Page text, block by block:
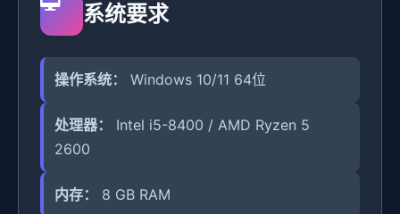
系统要求
操作系统： Windows 10/11 64位
处理器：
Intel i5-8400 / AMD Ryzen 5
2600
内存： 8 GB RAM